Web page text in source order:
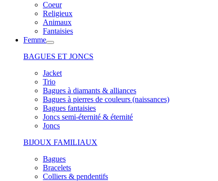
Coeur
Religieux
Animaux
Fantaisies
Femme
BAGUES ET JONCS
Jacket
Trio
Bagues à diamants & alliances
Bagues à pierres de couleurs (naissances)
Bagues fantaisies
Joncs semi-éternité & éternité
Joncs
BIJOUX FAMILIAUX
Bagues
Bracelets
Colliers & pendentifs